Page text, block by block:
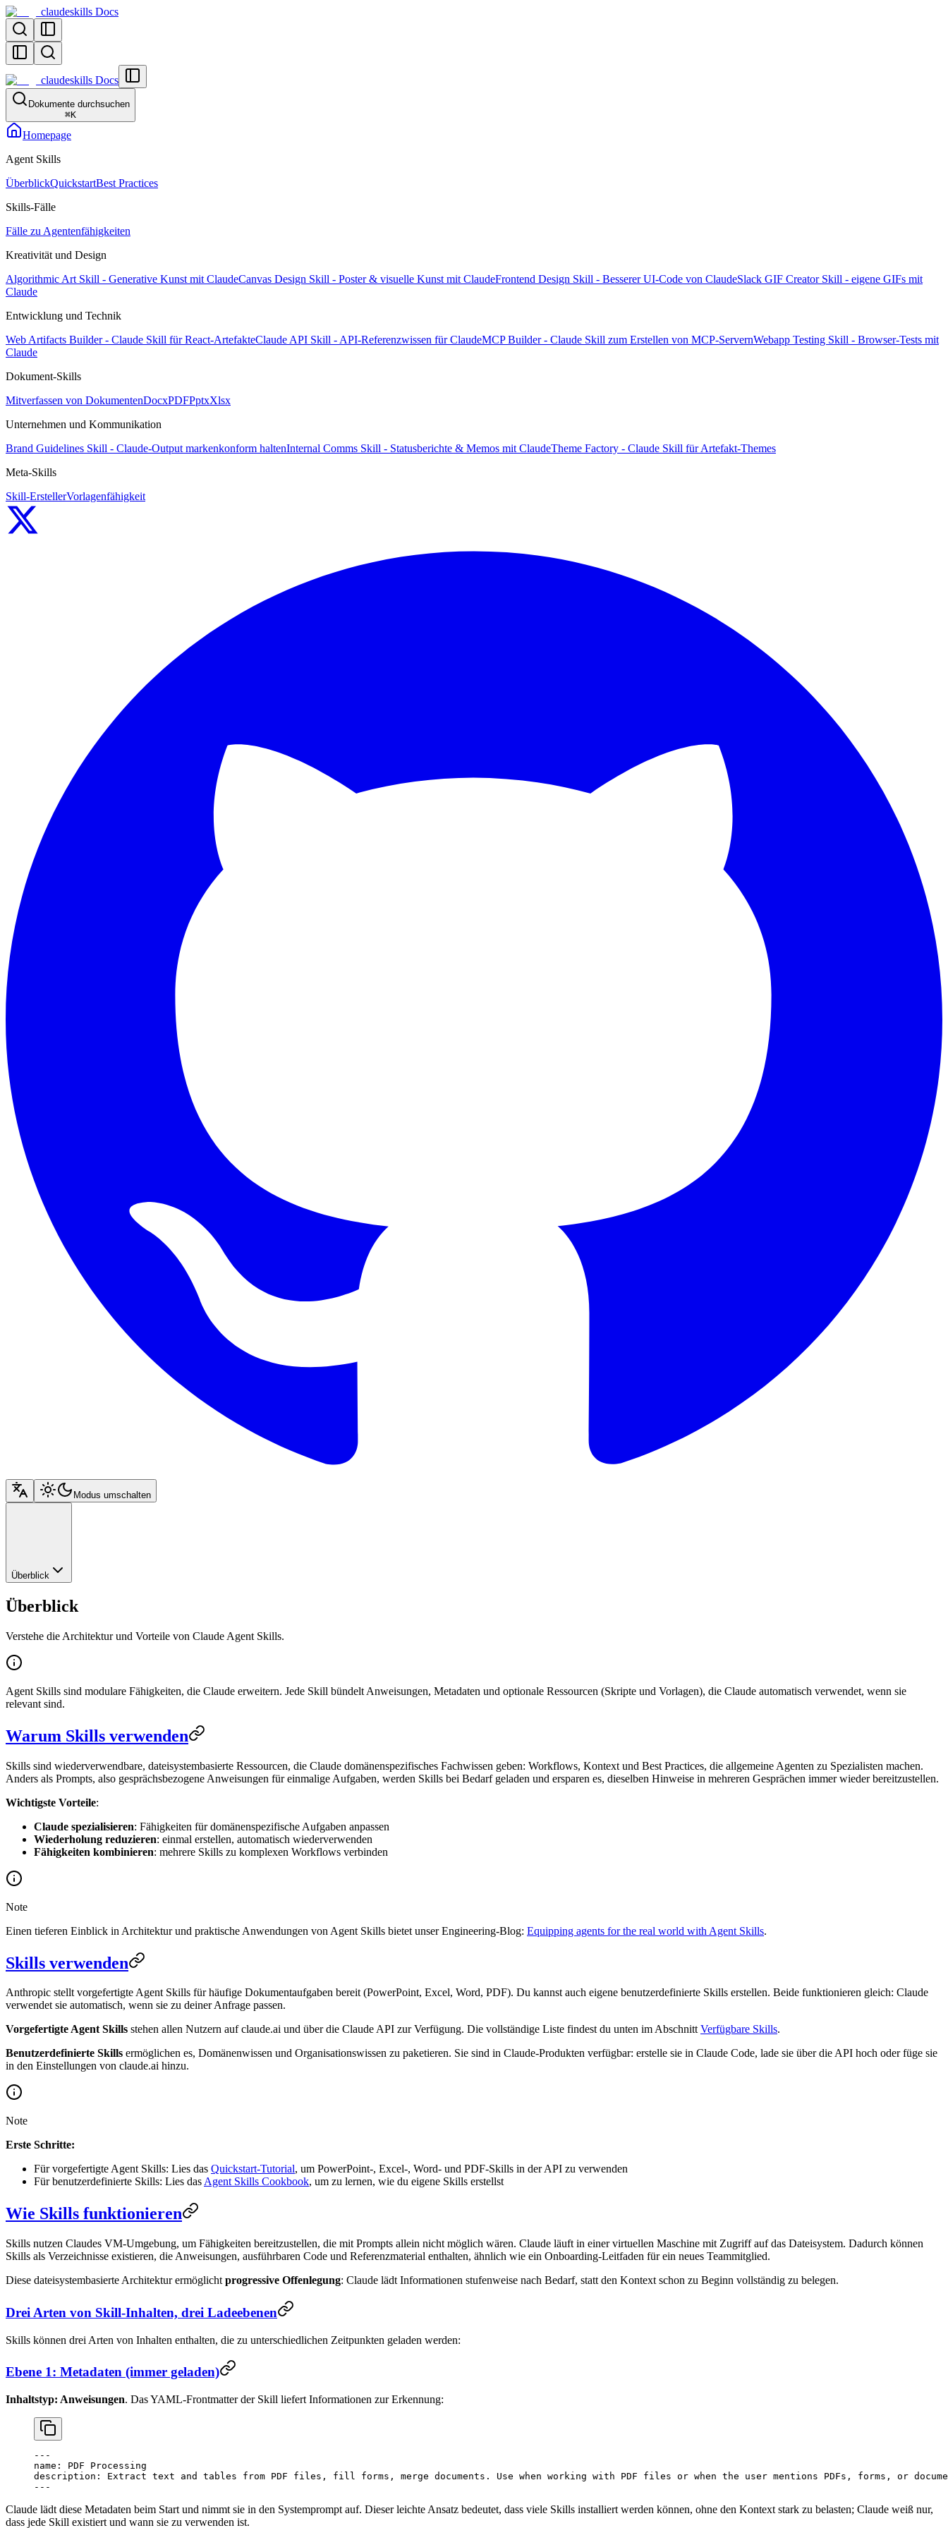
claudeskills Docs
claudeskills Docs
Dokumente durchsuchen
⌘K
Homepage
Agent Skills
ÜberblickQuickstartBest Practices
Skills-Fälle
Fälle zu Agentenfähigkeiten
Kreativität und Design
Algorithmic Art Skill - Generative Kunst mit ClaudeCanvas Design Skill - Poster & visuelle Kunst mit ClaudeFrontend Design Skill - Besserer UI-Code von ClaudeSlack GIF Creator Skill - eigene GIFs mit
Claude
Entwicklung und Technik
Web Artifacts Builder - Claude Skill für React-ArtefakteClaude API Skill - API-Referenzwissen für ClaudeMCP Builder - Claude Skill zum Erstellen von MCP-ServernWebapp Testing Skill - Browser-Tests mit
Claude
Dokument-Skills
Mitverfassen von DokumentenDocxPDFPptxXlsx
Unternehmen und Kommunikation
Brand Guidelines Skill - Claude-Output markenkonform haltenInternal Comms Skill - Statusberichte & Memos mit ClaudeTheme Factory - Claude Skill für Artefakt-Themes
Meta-Skills
Skill-ErstellerVorlagenfähigkeit
Modus umschalten
Überblick
Überblick
Verstehe die Architektur und Vorteile von Claude Agent Skills.
Agent Skills sind modulare Fähigkeiten, die Claude erweitern. Jede Skill bündelt Anweisungen, Metadaten und optionale Ressourcen (Skripte und Vorlagen), die Claude automatisch verwendet, wenn sie
relevant sind.
Warum Skills verwenden
Skills sind wiederverwendbare, dateisystembasierte Ressourcen, die Claude domänenspezifisches Fachwissen geben: Workflows, Kontext und Best Practices, die allgemeine Agenten zu Spezialisten machen.
Anders als Prompts, also gesprächsbezogene Anweisungen für einmalige Aufgaben, werden Skills bei Bedarf geladen und ersparen es, dieselben Hinweise in mehreren Gesprächen immer wieder bereitzustellen.
Wichtigste Vorteile:
Claude spezialisieren: Fähigkeiten für domänenspezifische Aufgaben anpassen
Wiederholung reduzieren: einmal erstellen, automatisch wiederverwenden
Fähigkeiten kombinieren: mehrere Skills zu komplexen Workflows verbinden
Note
Einen tieferen Einblick in Architektur und praktische Anwendungen von Agent Skills bietet unser Engineering-Blog: Equipping agents for the real world with Agent Skills.
Skills verwenden
Anthropic stellt vorgefertigte Agent Skills für häufige Dokumentaufgaben bereit (PowerPoint, Excel, Word, PDF). Du kannst auch eigene benutzerdefinierte Skills erstellen. Beide funktionieren gleich: Claude
verwendet sie automatisch, wenn sie zu deiner Anfrage passen.
Vorgefertigte Agent Skills stehen allen Nutzern auf claude.ai und über die Claude API zur Verfügung. Die vollständige Liste findest du unten im AbschnittVerfügbare Skills.
Benutzerdefinierte Skills ermöglichen es, Domänenwissen und Organisationswissen zu paketieren. Sie sind in Claude-Produkten verfügbar: erstelle sie in Claude Code, lade sie über die API hoch oder füge sie
in den Einstellungen von claude.ai hinzu.
Note
Erste Schritte:
Für vorgefertigte Agent Skills: Lies das Quickstart-Tutorial, um PowerPoint-, Excel-, Word- und PDF-Skills in der API zu verwenden
Für benutzerdefinierte Skills: Lies dasAgent Skills Cookbook, um zu lernen, wie du eigene Skills erstellst
Wie Skills funktionieren
Skills nutzen Claudes VM-Umgebung, um Fähigkeiten bereitzustellen, die mit Prompts allein nicht möglich wären. Claude läuft in einer virtuellen Maschine mit Zugriff auf das Dateisystem. Dadurch können
Skills als Verzeichnisse existieren, die Anweisungen, ausführbaren Code und Referenzmaterial enthalten, ähnlich wie ein Onboarding-Leitfaden für ein neues Teammitglied.
Diese dateisystembasierte Architektur ermöglicht progressive Offenlegung: Claude lädt Informationen stufenweise nach Bedarf, statt den Kontext schon zu Beginn vollständig zu belegen.
Drei Arten von Skill-Inhalten, drei Ladeebenen
Skills können drei Arten von Inhalten enthalten, die zu unterschiedlichen Zeitpunkten geladen werden:
Ebene 1: Metadaten (immer geladen)
Inhaltstyp: Anweisungen. Das YAML-Frontmatter der Skill liefert Informationen zur Erkennung:
---
name : PDF Processing
description : Extract text and tables from PDF files, fill forms, merge documents. Use when working with PDF files or when the user mentions PDFs, forms, or
---
Claude lädt diese Metadaten beim Start und nimmt sie in den Systemprompt auf. Dieser leichte Ansatz bedeutet, dass viele Skills installiert werden können, ohne den Kontext stark zu belasten; Claude weiß nur,
dass jede Skill existiert und wann sie zu verwenden ist.